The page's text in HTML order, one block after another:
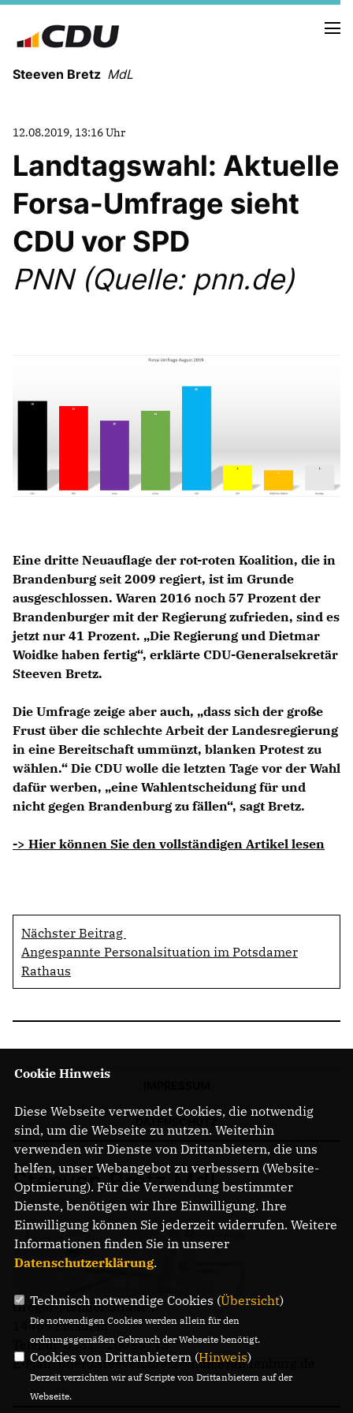
Steeven Bretz MdL
VITA
WAHLKREISBESUCHE
PRESSEFOTOS
MEIN BÜRGERBÜRO
Anträge CDU
Kleine Anfragen
CDU Brandenburg
CDU Potsdam
12.08.2019, 13:16 Uhr
Landtagswahl: Aktuelle
Forsa-Umfrage sieht
CDU vor SPD
PNN (Quelle: pnn.de)
Eine dritte Neuauflage der rot-roten Koalition, die in
Brandenburg seit 2009 regiert, ist im Grunde
ausgeschlossen. Waren 2016 noch 57 Prozent der
Brandenburger mit der Regierung zufrieden, sind es
jetzt nur 41 Prozent. „Die Regierung und Dietmar
Woidke haben fertig“, erklärte CDU-Generalsekretär
Steeven Bretz.
Die Umfrage zeige aber auch, „dass sich der große
Frust über die schlechte Arbeit der Landesregierung
in eine Bereitschaft ummünzt, blanken Protest zu
wählen.“ Die CDU wolle die letzten Tage vor der Wahl
dafür werben, „eine Wahlentscheidung für und
nicht gegen Brandenburg zu fällen“, sagt Bretz.
-> Hier können Sie den vollständigen Artikel lesen
Nächster Beitrag
Angespannte Personalsituation im Potsdamer
Rathaus
Steeven Bretz MdL
Gregor-Mendel-Straße 3
14469 Potsdam
Telefon: 0331 - 20085713
E-Mail: buero.steeven.bretz@mdl.brandenburg.de
Cookie Hinweis
Diese Webseite verwendet Cookies, die notwendig
sind, um die Webseite zu nutzen. Weiterhin
verwenden wir Dienste von Drittanbietern, die uns
helfen, unser Webangebot zu verbessern (Website-
Optmierung). Für die Verwendung bestimmter
Dienste, benötigen wir Ihre Einwilligung. Ihre
Einwilligung können Sie jederzeit widerrufen. Weitere
Informationen finden Sie in unserer
Datenschutzerklärung.
Technisch notwendige Cookies (Übersicht)
Die notwendigen Cookies werden allein für den
ordnungsgemäßen Gebrauch der Webseite benötigt.
Cookies von Drittanbietern (Hinweis)
Derzeit verzichten wir auf Scripte von Drittanbietern auf der
Webseite.